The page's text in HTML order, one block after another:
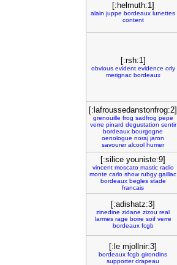
[:helmuth:1]
alain juppe bordeaux lunettes
content
[:rsh:1]
obvious evident evidence orly
merignac bordeaux
[:lafroussedanstonfrog:2]
grenouille frog sadfrog pepe
verre pinard degustation sentir
bordeaux bourgogne
oenologue noraj jaron
savourer alcool humer
[:silice youniste:9]
vincent moscato mastic radio
monte carlo show rubgy gaillac
bordeaux begles stade
francais
[:adishatz:3]
zinedine zidane zizou real
larmes rage boire soif verre
bordeaux fcgb
[:le mjollnir:3]
bordeaux fcgb girondins
supporter drapeau